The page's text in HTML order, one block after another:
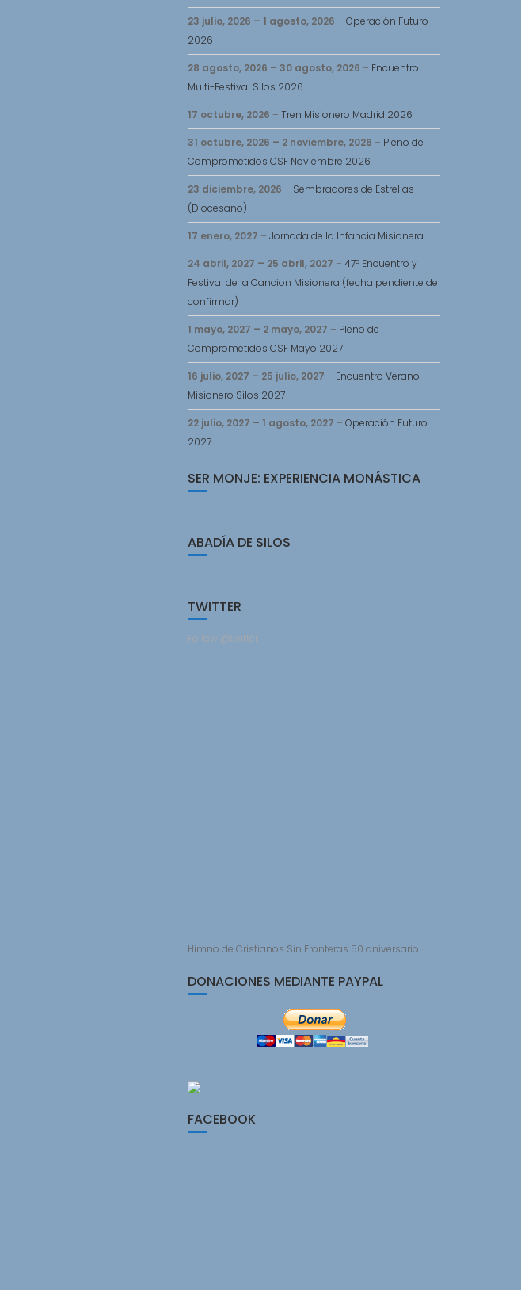
23 julio, 2026 – 1 agosto, 2026 – Operación Futuro
2026
28 agosto, 2026 – 30 agosto, 2026 – Encuentro
Multi-Festival Silos 2026
17 octubre, 2026 – Tren Misionero Madrid 2026
31 octubre, 2026 – 2 noviembre, 2026 – Pleno de
Comprometidos CSF Noviembre 2026
23 diciembre, 2026 – Sembradores de Estrellas
(Diocesano)
17 enero, 2027 – Jornada de la Infancia Misionera
24 abril, 2027 – 25 abril, 2027 – 47º Encuentro y
Festival de la Cancion Misionera (fecha pendiente de
confirmar)
1 mayo, 2027 – 2 mayo, 2027 – Pleno de
Comprometidos CSF Mayo 2027
16 julio, 2027 – 25 julio, 2027 – Encuentro Verano
Misionero Silos 2027
22 julio, 2027 – 1 agosto, 2027 – Operación Futuro
2027
SER MONJE: EXPERIENCIA MONÁSTICA
ABADÍA DE SILOS
TWITTER
Follow @twitter
Himno de Cristianos Sin Fronteras 50 aniversario
DONACIONES MEDIANTE PAYPAL
FACEBOOK